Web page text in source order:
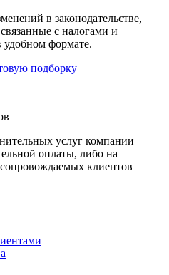
в законодательстве,
с налогами и
удобном формате.
подборку
услуг компании
оплаты, либо на
клиентов